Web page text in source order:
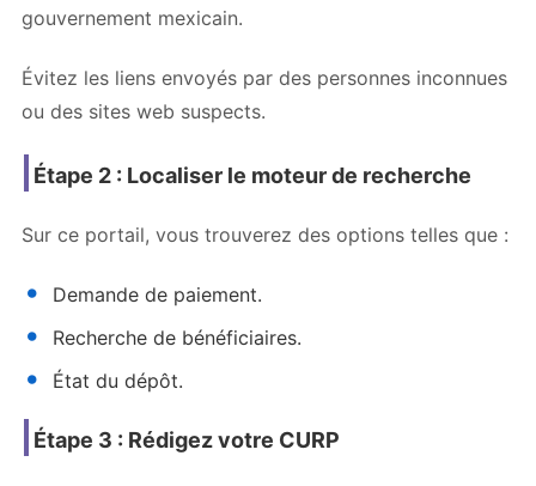
gouvernement mexicain.
Évitez les liens envoyés par des personnes inconnues
ou des sites web suspects.
Étape 2 : Localiser le moteur de recherche
Sur ce portail, vous trouverez des options telles que :
Demande de paiement.
Recherche de bénéficiaires.
État du dépôt.
Étape 3 : Rédigez votre CURP